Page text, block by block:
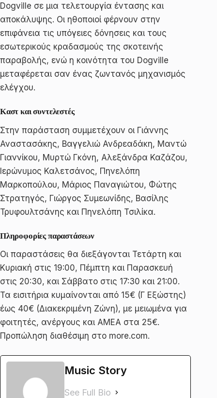
Dogville σε μια τελετουργία έντασης και
αποκάλυψης. Οι ηθοποιοί φέρνουν στην
επιφάνεια τις υπόγειες δόνησεις και τους
εσωτερικούς κραδασμούς της σκοτεινής
παραβολής, ενώ η κοινότητα του Dogville
μεταφέρεται σαν ένας ζωντανός μηχανισμός
ελέγχου.
Καστ και συντελεστές
Στην παράσταση συμμετέχουν οι Γιάννης
Αναστασάκης, Βαγγελιώ Ανδρεαδάκη, Μαντώ
Γιαννίκου, Μυρτώ Γκόνη, Αλεξάνδρα Καζάζου,
Ιερώνυμος Καλετσάνος, Πηνελόπη
Μαρκοπούλου, Μάριος Παναγιώτου, Φώτης
Στρατηγός, Γιώργος Συμεωνίδης, Βασίλης
Τρυφουλτσάνης και Πηνελόπη Τσιλίκα.
Πληροφορίες παραστάσεων
Οι παραστάσεις θα διεξάγονται Τετάρτη και
Κυριακή στις 19:00, Πέμπτη και Παρασκευή
στις 20:30, και Σάββατο στις 17:30 και 21:00.
Τα εισιτήρια κυμαίνονται από 15€ (Γ Εξώστης)
έως 40€ (Διακεκριμένη Ζώνη), με μειωμένα για
φοιτητές, ανέργους και ΑΜΕΑ στα 25€.
Προπώληση διαθέσιμη στο more.com.
Music Story
See Full Bio